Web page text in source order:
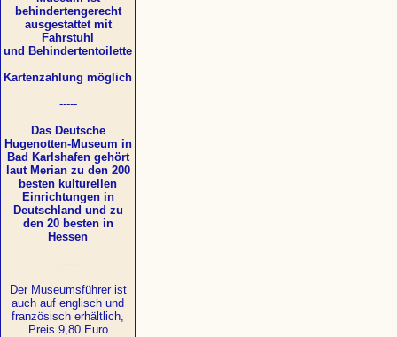
behindertengerecht
ausgestattet mit
Fahrstuhl
und Behindertentoilette
Kartenzahlung möglich
-----
Das Deutsche
Hugenotten-Museum in
Bad Karlshafen gehört
laut Merian zu den 200
besten kulturellen
Einrichtungen in
Deutschland und zu
den 20 besten in
Hessen
-----
Der Museumsführer ist
auch auf englisch und
französisch erhältlich,
Preis 9,80 Euro